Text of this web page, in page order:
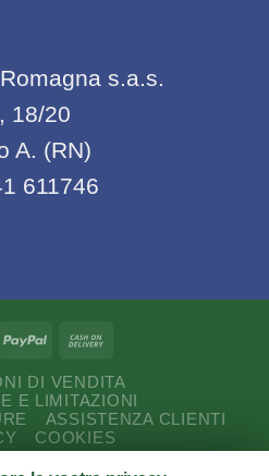
s.a.s.
18/20
A. (RN)
611746
DI VENDITA
E LIMITAZIONI
ASSISTENZA CLIENTI
COOKIES